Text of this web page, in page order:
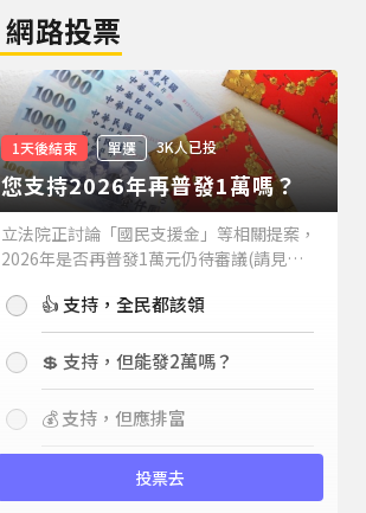
網路投票
1天後結束 單選 3K人已投
您支持2026年再普發1萬嗎？
立法院正討論「國民支援金」等相關提案，
2026年是否再普發1萬元仍待審議(請見下
持嗎？👍 支持，全民都該領
💲 支持，但能發2萬嗎？
💰 支持，但應排富
投票去